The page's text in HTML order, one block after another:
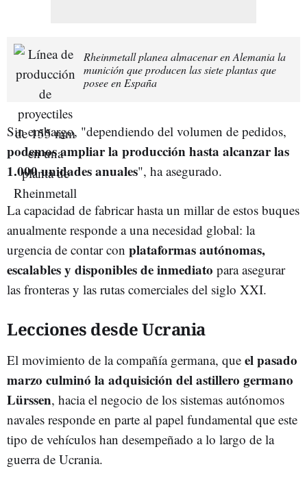
Rheinmetall planea almacenar en Alemania la
munición que producen las siete plantas que
posee en España
Sin embargo, "dependiendo del volumen de pedidos,
podemos ampliar la producción hasta alcanzar las
1.000 unidades anuales", ha asegurado.
La capacidad de fabricar hasta un millar de estos buques
anualmente responde a una necesidad global: la
urgencia de contar con plataformas autónomas,
escalables y disponibles de inmediato para asegurar
las fronteras y las rutas comerciales del siglo XXI.
Lecciones desde Ucrania
El movimiento de la compañía germana, que el pasado
marzo culminó la adquisición del astillero germano
Lürssen, hacia el negocio de los sistemas autónomos
navales responde en parte al papel fundamental que este
tipo de vehículos han desempeñado a lo largo de la
guerra de Ucrania.